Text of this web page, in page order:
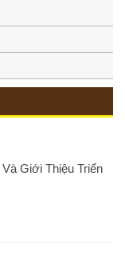
Giới Thiệu Triển